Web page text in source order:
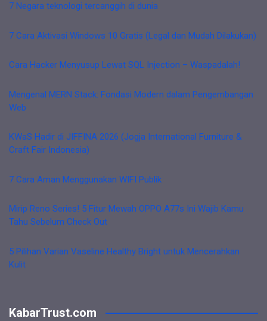
7 Negara teknologi tercanggih di dunia
7 Cara Aktivasi Windows 10 Gratis (Legal dan Mudah Dilakukan)
Cara Hacker Menyusup Lewat SQL Injection – Waspadalah!
Mengenal MERN Stack: Fondasi Modern dalam Pengembangan
Web
KWaS Hadir di JIFFINA 2026 (Jogja International Furniture &
Craft Fair Indonesia)
7 Cara Aman Menggunakan WIFI Publik
Mirip Reno Series! 5 Fitur Mewah OPPO A77s Ini Wajib Kamu
Tahu Sebelum Check Out
5 Pilihan Varian Vaseline Healthy Bright untuk Mencerahkan
Kulit
KabarTrust.com